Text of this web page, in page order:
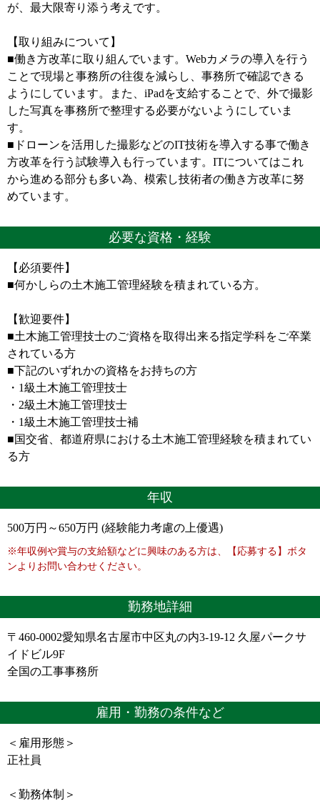
が、最大限寄り添う考えです。
【取り組みについて】
■働き方改革に取り組んでいます。Webカメラの導入を行う
ことで現場と事務所の往復を減らし、事務所で確認できる
ようにしています。また、iPadを支給することで、外で撮影
した写真を事務所で整理する必要がないようにしていま
す。
■ドローンを活用した撮影などのIT技術を導入する事で働き
方改革を行う試験導入も行っています。ITについてはこれ
から進める部分も多い為、模索し技術者の働き方改革に努
めています。
必要な資格・経験
【必須要件】
■何かしらの土木施工管理経験を積まれている方。
【歓迎要件】
■土木施工管理技士のご資格を取得出来る指定学科をご卒業
されている方
■下記のいずれかの資格をお持ちの方
・1級土木施工管理技士
・2級土木施工管理技士
・1級土木施工管理技士補
■国交省、都道府県における土木施工管理経験を積まれてい
る方
年収
500万円～650万円 (経験能力考慮の上優遇)
※年収例や賞与の支給額などに興味のある方は、【応募する】ボタ
ンよりお問い合わせください。
勤務地詳細
〒460-0002愛知県名古屋市中区丸の内3-19-12 久屋パークサ
イドビル9F
全国の工事事務所
雇用・勤務の条件など
＜雇用形態＞
正社員
＜勤務体制＞